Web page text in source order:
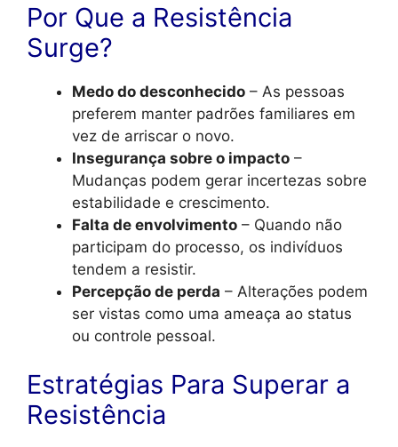
Por Que a Resistência
Surge?
Medo do desconhecido – As pessoas
preferem manter padrões familiares em
vez de arriscar o novo.
Insegurança sobre o impacto –
Mudanças podem gerar incertezas sobre
estabilidade e crescimento.
Falta de envolvimento – Quando não
participam do processo, os indivíduos
tendem a resistir.
Percepção de perda – Alterações podem
ser vistas como uma ameaça ao status
ou controle pessoal.
Estratégias Para Superar a
Resistência